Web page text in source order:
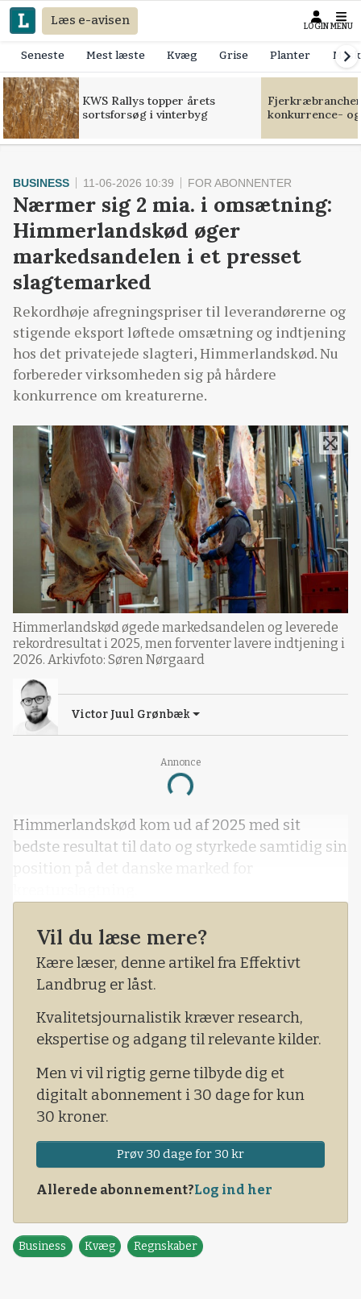
Læs e-avisen LOGIN MENU
Seneste Mest læste Kvæg Grise Planter
KWS Rallys topper årets
sortsforsøg i vinterbyg
konkurrence-
Annonce
Loading...
BUSINESS 11-06-2026 10:39 FOR ABONNENTER
Nærmer sig 2 mia. i omsætning:
Himmerlandskød øger
markedsandelen i et presset
slagtemarked
Rekordhøje afregningspriser til leverandørerne og
stigende eksport løftede omsætning og indtjening
hos det privatejede slagteri, Himmerlandskød. Nu
forbereder virksomheden sig på hårdere
konkurrence om kreaturerne.
Himmerlandskød øgede markedsandelen og leverede
rekordresultat i 2025, men forventer lavere indtjening i
2026. Arkivfoto: Søren Nørgaard
Victor Juul Grønbæk
Himmerlandskød kom ud af 2025 med sit
bedste resultat til dato og styrkede samtidig sin
position på det danske marked for
Vil du læse mere?
Kære læser, denne artikel fra Effektivt
Landbrug er låst.
Kvalitetsjournalistik kræver research,
ekspertise og adgang til relevante kilder.
Men vi vil rigtig gerne tilbyde dig et
digitalt abonnement i 30 dage for kun
30 kroner.
Prøv 30 dage for 30 kr
Allerede abonnement?Log ind her
Business Kvæg Regnskaber